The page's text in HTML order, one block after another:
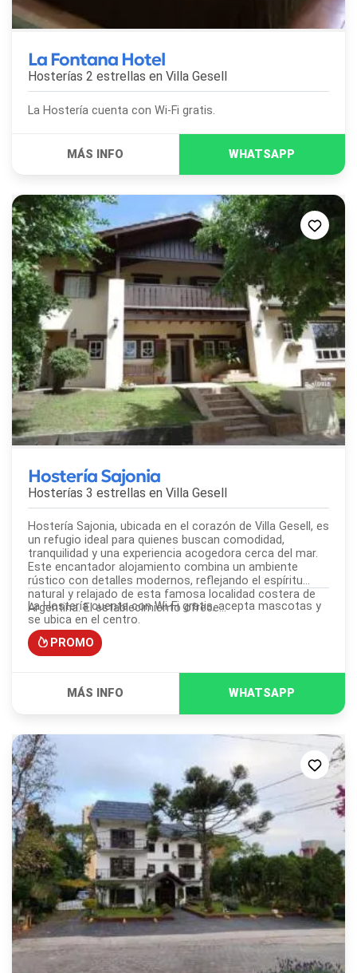
La Fontana Hotel
Hosterías 2 estrellas en Villa Gesell
La Hostería cuenta con Wi-Fi gratis.
Hostería Sajonia
Hosterías 3 estrellas en Villa Gesell
Hostería Sajonia, ubicada en el corazón de Villa Gesell, es
un refugio ideal para quienes buscan comodidad,
tranquilidad y una experiencia acogedora cerca del mar.
Este encantador alojamiento combina un ambiente
rústico con detalles modernos, reflejando el espíritu
natural y relajado de esta famosa localidad costera de
Argentina. El establecimiento ofrece...
La Hostería cuenta con Wi-Fi gratis, acepta mascotas y
se ubica en el centro.